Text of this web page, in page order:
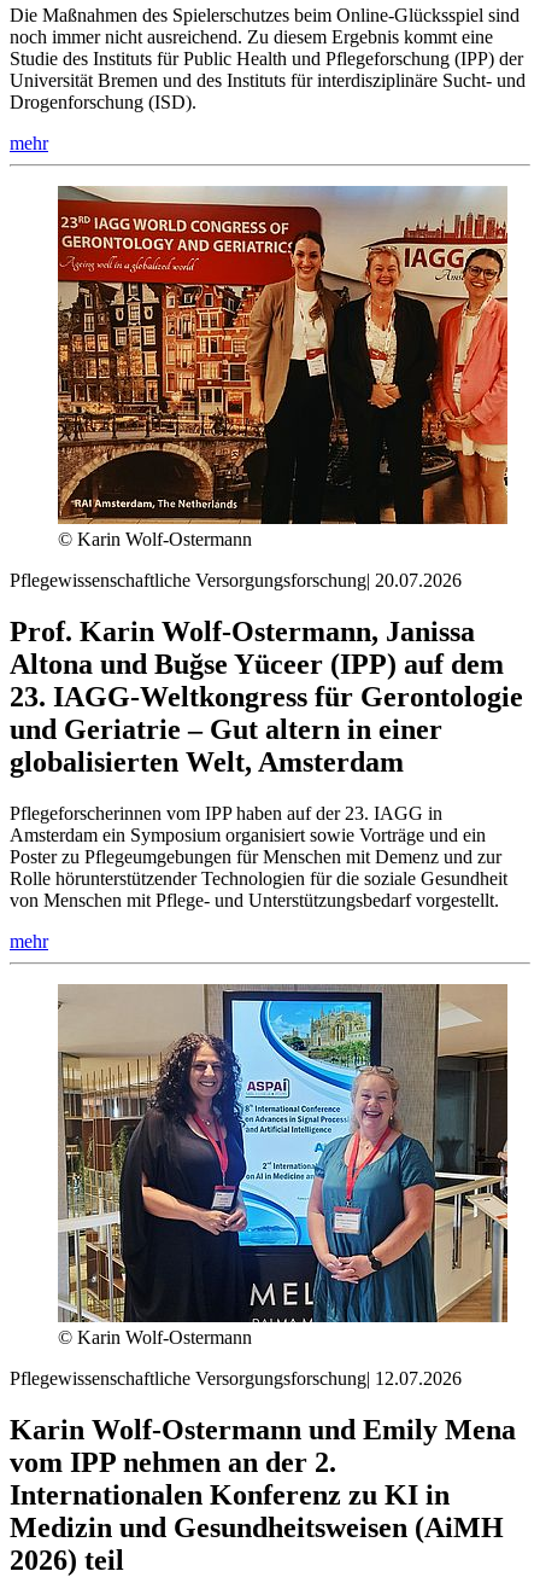
Die Maßnahmen des Spielerschutzes beim Online-Glücksspiel sind
noch immer nicht ausreichend. Zu diesem Ergebnis kommt eine
Studie des Instituts für Public Health und Pflegeforschung (IPP) der
Universität Bremen und des Instituts für interdisziplinäre Sucht- und
Drogenforschung (ISD).
mehr
© Karin Wolf-Ostermann
Pflegewissenschaftliche Versorgungsforschung| 20.07.2026
Prof. Karin Wolf-Ostermann, Janissa
Altona und Buğse Yüceer (IPP) auf dem
23. IAGG-Weltkongress für Gerontologie
und Geriatrie – Gut altern in einer
globalisierten Welt, Amsterdam
Pflegeforscherinnen vom IPP haben auf der 23. IAGG in
Amsterdam ein Symposium organisiert sowie Vorträge und ein
Poster zu Pflegeumgebungen für Menschen mit Demenz und zur
Rolle hörunterstützender Technologien für die soziale Gesundheit
von Menschen mit Pflege- und Unterstützungsbedarf vorgestellt.
mehr
© Karin Wolf-Ostermann
Pflegewissenschaftliche Versorgungsforschung| 12.07.2026
Karin Wolf-Ostermann und Emily Mena
vom IPP nehmen an der 2.
Internationalen Konferenz zu KI in
Medizin und Gesundheitsweisen (AiMH
2026) teil